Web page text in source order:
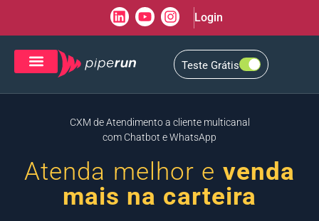
Login
Teste Grátis
CXM de Atendimento a cliente multicanal
com Chatbot e WhatsApp
Atenda melhor e venda
mais na carteira